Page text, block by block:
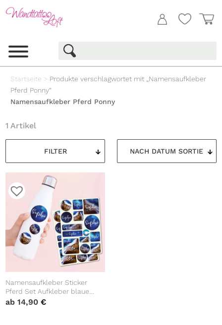
Startseite > Produkte verschlagwortet mit „Namensaufkleber
Pferd Ponny“
Namensaufkleber Pferd Ponny
FILTER
1 Artikel
Namensaufkleber Sticker
Pferd Set Aufkleber blaue
Pferde Kinderzimmer
ab14,90€